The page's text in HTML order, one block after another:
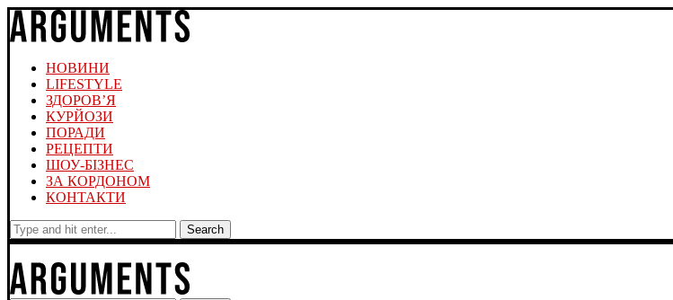
НОВИНИ
LIFESTYLE
ЗДОРОВ’Я
КУРЙОЗИ
ПОРАДИ
РЕЦЕПТИ
ШОУ-БІЗНЕС
ЗА КОРДОНОМ
КОНТАКТИ
Search